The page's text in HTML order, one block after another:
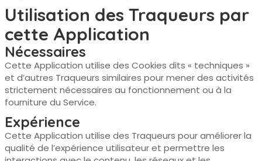
Utilisation des Traqueurs par
cette Application
Nécessaires
Cette Application utilise des Cookies dits « techniques »
et d’autres Traqueurs similaires pour mener des activités
strictement nécessaires au fonctionnement ou à la
fourniture du Service.
Expérience
Cette Application utilise des Traqueurs pour améliorer la
qualité de l’expérience utilisateur et permettre les